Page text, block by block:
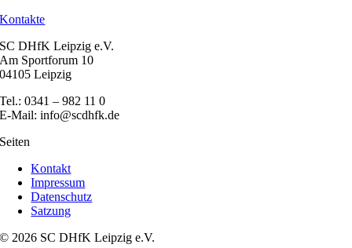
Kontakte
SC DHfK Leipzig e.V.
Am Sportforum 10
04105 Leipzig
Tel.: 0341 – 982 11 0
E-Mail: info@scdhfk.de
Seiten
Kontakt
Impressum
Datenschutz
Satzung
© 2026 SC DHfK Leipzig e.V.